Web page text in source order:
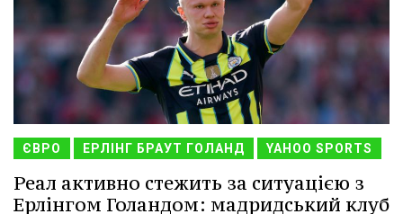
ЄВРО ЕРЛІНГ БРАУТ ГОЛАНД YAHOO SPORTS
Реал активно стежить за ситуацією з
Ерлінгом Голандом: мадридський клуб